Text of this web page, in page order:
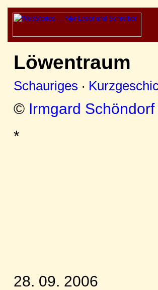
Löwentraum
Schauriges ·
© Irmgard Schöndorf
*
28. 09. 2006